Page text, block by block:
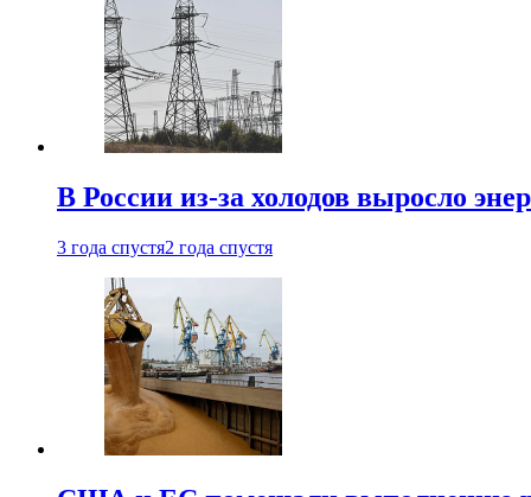
В России из-за холодов выросло
3 года спустя2 года спустя